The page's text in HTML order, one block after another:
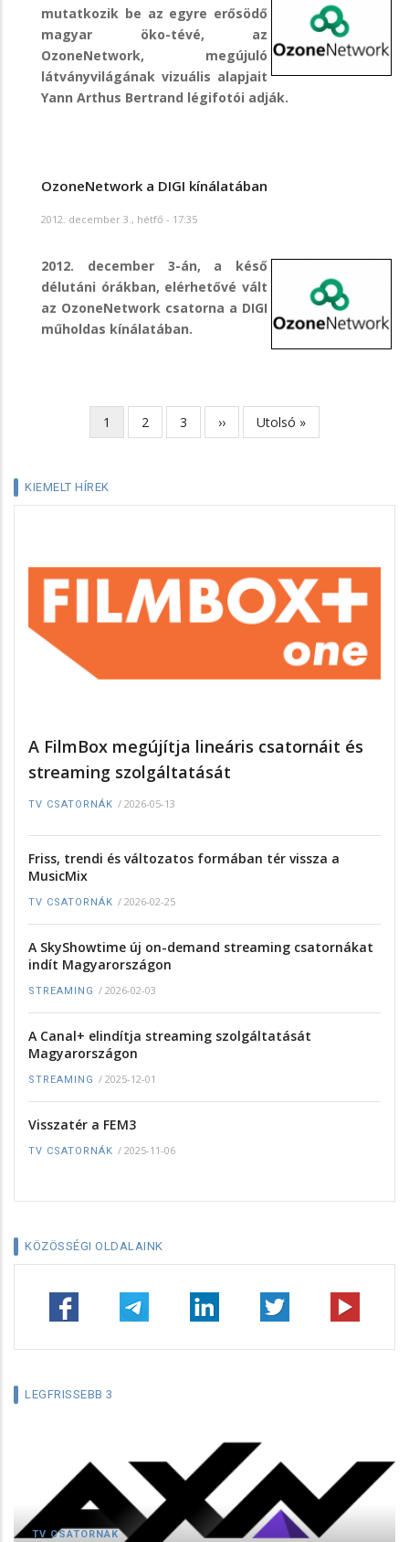
mutatkozik be az egyre erősödő
magyar öko-tévé, az
OzoneNetwork, megújuló
látványvilágának vizuális alapjait
Yann Arthus Bertrand légifotói adják.
OzoneNetwork a DIGI kínálatában
2012. december 3., hétfő - 17:35
2012. december 3-án, a késő
délutáni órákban, elérhetővé vált
az OzoneNetwork csatorna a DIGI
műholdas kínálatában.
OldalszámozásJelenlegi
oldal
1 Page
2 Page
3
Következő
oldal
››
Utolsó
oldal
Utolsó »
KIEMELT HÍREK
A FilmBox megújítja lineáris csatornáit és
streaming szolgáltatását
TV CSATORNÁK / 2026-05-13
Friss, trendi és változatos formában tér vissza a
MusicMix
TV CSATORNÁK / 2026-02-25
A SkyShowtime új on-demand streaming csatornákat
indít Magyarországon
STREAMING / 2026-02-03
A Canal+ elindítja streaming szolgáltatását
Magyarországon
STREAMING / 2025-12-01
Visszatér a FEM3
TV CSATORNÁK / 2025-11-06
KÖZÖSSÉGI OLDALAINK
LEGFRISSEBB 3
TV CSATORNÁK